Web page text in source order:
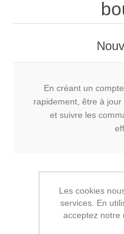
En créant un
rapidement, être à
et suivre les
Les cookies
services. En
acceptez notre